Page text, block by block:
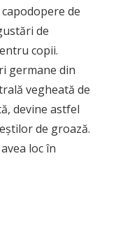
de
de
copii.
germane din
vegheată de
devine astfel
de groază.
loc în